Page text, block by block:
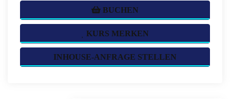
BUCHEN
KURS MERKEN
INHOUSE-ANFRAGE STELLEN